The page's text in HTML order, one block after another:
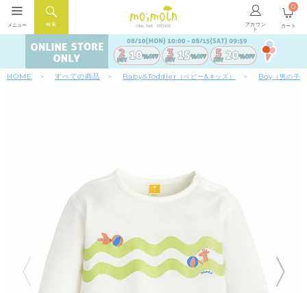
ONLINE STORE アカウン
ト
検索
メニュー カート
0
HOME すべての商品 Baby&Toddler （ベビー&キッズ） Boy （男の子）